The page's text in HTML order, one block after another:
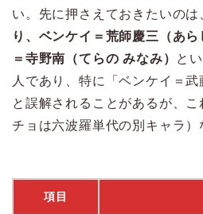
い。先に押さえておきたいのは
り、ベンケイ＝荒師慶三（あ
＝寺野南（てらの みなみ） と
人であり、特に「ベンケイ＝武
と誤解されることがあるが、
チョは六波羅単代の別キャラ）
項目